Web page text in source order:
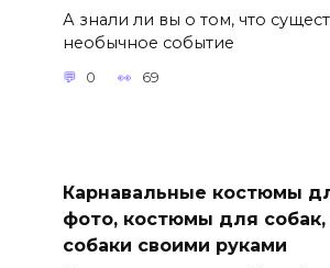
А знали ли вы о том, что
необычное событие
0 69
Карнавальные костюмы
фото, костюмы для
собаки своими руками